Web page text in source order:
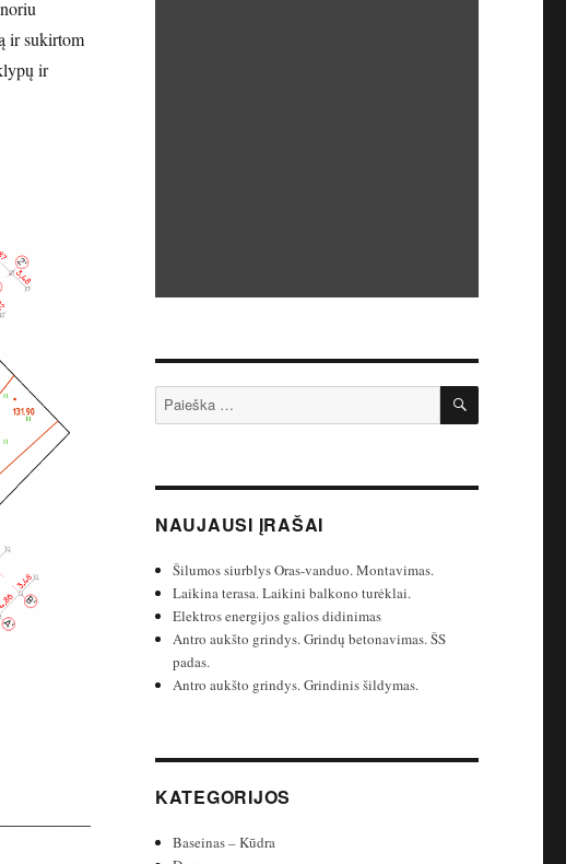
ir sukirtom
ir
Ieškoti: IEŠKOTI
NAUJAUSI ĮRAŠAI
Šilumos siurblys Oras-vanduo. Montavimas.
Laikina terasa. Laikini balkono turėklai.
Elektros energijos galios didinimas
Antro aukšto grindys. Grindų betonavimas. ŠS
padas.
Antro aukšto grindys. Grindinis šildymas.
KATEGORIJOS
Baseinas – Kūdra